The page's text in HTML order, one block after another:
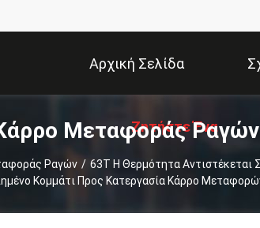
Αρχική Σελίδα
Ζητήστε Ένα
Απόσπασμα
Μεταφοράς Ραγών
Ραγών / 63T Η Θερμότητα
Κομμάτι Προς Κατεργασία Κάρρο